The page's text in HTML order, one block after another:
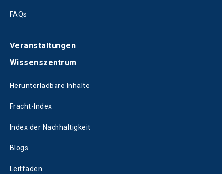
FAQs
Veranstaltungen
Wissenszentrum
Herunterladbare Inhalte
Fracht-Index
Index der Nachhaltigkeit
Blogs
Leitfäden